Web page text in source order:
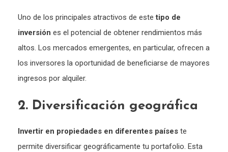
Uno de los principales atractivos de estetipo de
inversión es el potencial de obtener rendimientos más
altos. Los mercados emergentes, en particular, ofrecen a
los inversores la oportunidad de beneficiarse de mayores
ingresos por alquiler.
2. Diversificación geográfica
Invertir en propiedades en diferentes países te
permite diversificar geográficamente tu portafolio. Esta